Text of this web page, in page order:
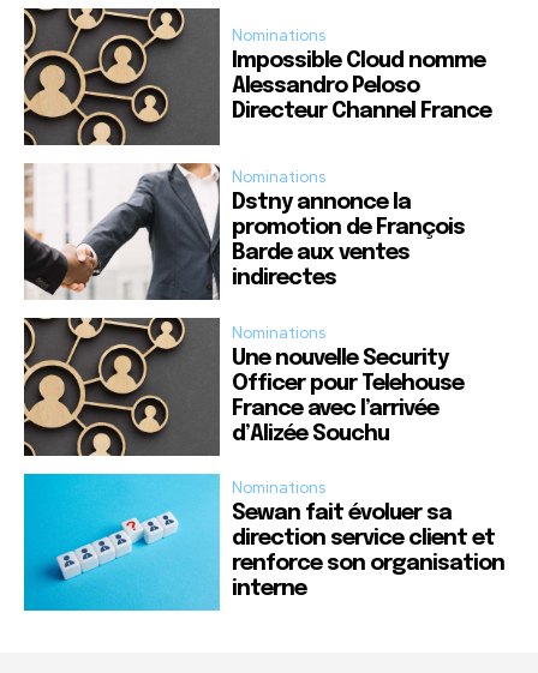
Nominations
Impossible Cloud nomme
Alessandro Peloso
Directeur Channel France
Nominations
Dstny annonce la
promotion de François
Barde aux ventes
indirectes
Nominations
Une nouvelle Security
Officer pour Telehouse
France avec l’arrivée
d’Alizée Souchu
Nominations
Sewan fait évoluer sa
direction service client et
renforce son organisation
interne